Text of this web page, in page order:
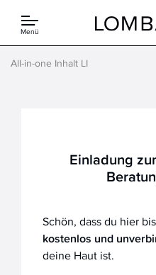
Menü
All-in-one Inhalt LI
Einladung
Schön, dass du hier
kostenlos und
deine Haut ist.